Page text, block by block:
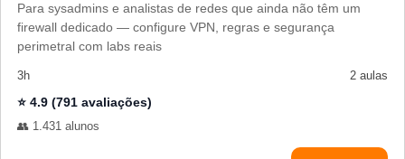
Para sysadmins e analistas de redes que ainda não têm um
firewall dedicado — configure VPN, regras e segurança
perimetral com labs reais
3h 2 aulas
⭐ 4.9 (791 avaliações)
👥 1.431 alunos